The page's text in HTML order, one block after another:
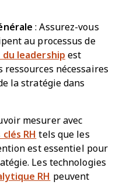
: Assurez-vous
au processus de
du leadership est
nécessaires
la stratégie dans
mesurer avec
RH tels que les
est essentiel pour
Les technologies
RH peuvent